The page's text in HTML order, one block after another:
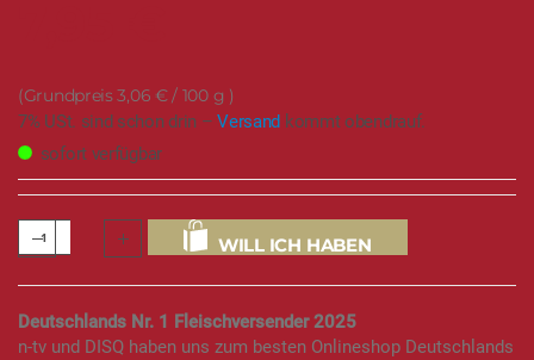
3,06 €/ 100 g
7% USt. sind schon drin –Versand kommt obendrauf.
sofort verfügbar
WILL ICH HABEN
Deutschlands Nr. 1 Fleischversender 2025
n-tv und DISQ haben uns zum besten Onlineshop Deutschlands